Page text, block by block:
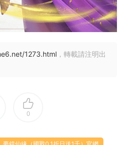
1273.html ，轉載請注明出
0